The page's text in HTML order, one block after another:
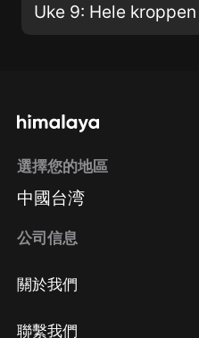
選擇您的地區
中國台湾
公司信息
關於我們
聯繫我們